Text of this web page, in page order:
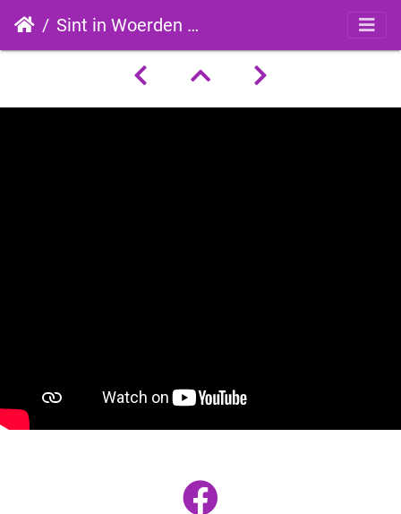
Sint in Woerden Plog 5: Twijfelpiet bij Bakkerij Versluis